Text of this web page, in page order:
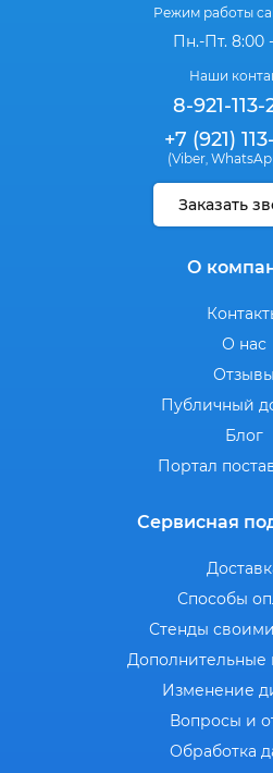
Режим работы
Пн.-Пт. 8:00
Наши
8-921-113-
+7 (921)
(Viber,
Заказать
О
О нас
Отзывы
Публичный
Блог
Портал
Сервисная
Способы
Стенды
Дополнительные
Изменение
Вопросы и
Обработка